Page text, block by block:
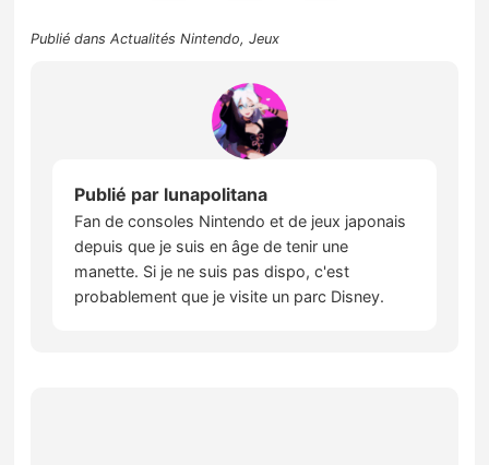
Publié dansActualités Nintendo,Jeux
Publié par lunapolitana
Fan de consoles Nintendo et de jeux japonais
depuis que je suis en âge de tenir une
manette. Si je ne suis pas dispo, c'est
probablement que je visite un parc Disney.